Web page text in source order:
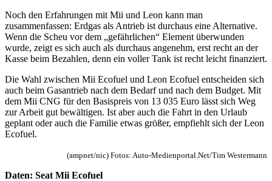
Noch den Erfahrungen mit Mii und Leon kann man
zusammenfassen: Erdgas als Antrieb ist durchaus eine Alternative.
Wenn die Scheu vor dem „gefährlichen“ Element überwunden
wurde, zeigt es sich auch als durchaus angenehm, erst recht an der
Kasse beim Bezahlen, denn ein voller Tank ist recht leicht finanziert.
Die Wahl zwischen Mii Ecofuel und Leon Ecofuel entscheiden sich
auch beim Gasantrieb nach dem Bedarf und nach dem Budget. Mit
dem Mii CNG für den Basispreis von 13 035 Euro lässt sich Weg
zur Arbeit gut bewältigen. Ist aber auch die Fahrt in den Urlaub
geplant oder auch die Familie etwas größer, empfiehlt sich der Leon
Ecofuel.
(ampnet/nic) Fotos: Auto-Medienportal.Net/Tim Westermann
Daten: Seat Mii Ecofuel